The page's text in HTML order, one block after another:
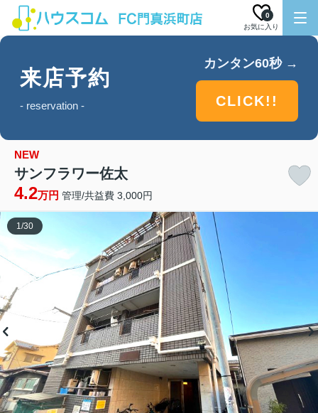
お気に入り
0
来店予約
- reservation -
カンタン60秒 →
CLICK!!
NEW
サンフラワー佐太
4.2万円 管理/共益費 3,000円
1/30